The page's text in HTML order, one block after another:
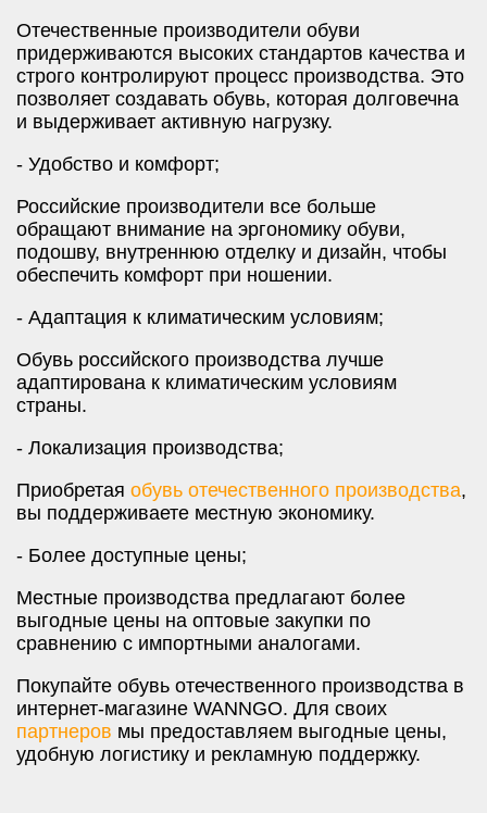
Отечественные производители обуви
придерживаются высоких стандартов качества и
строго контролируют процесс производства. Это
позволяет создавать обувь, которая долговечна
и выдерживает активную нагрузку.
- Удобство и комфорт;
Российские производители все больше
обращают внимание на эргономику обуви,
подошву, внутреннюю отделку и дизайн, чтобы
обеспечить комфорт при ношении.
- Адаптация к климатическим условиям;
Обувь российского производства лучше
адаптирована к климатическим условиям
страны.
- Локализация производства;
Приобретая обувь отечественного производства,
вы поддерживаете местную экономику.
- Более доступные цены;
Местные производства предлагают более
выгодные цены на оптовые закупки по
сравнению с импортными аналогами.
Покупайте обувь отечественного производства в
интернет-магазине WANNGO. Для своих
партнеров мы предоставляем выгодные цены,
удобную логистику и рекламную поддержку.